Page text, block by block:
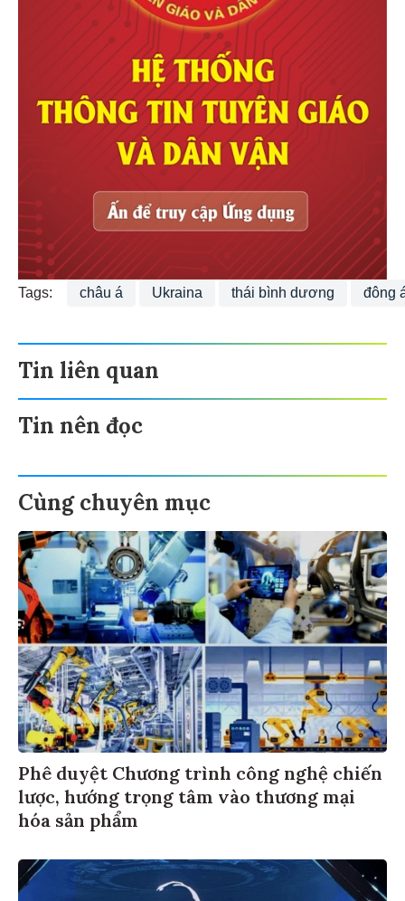
Tags: châu á Ukraina thái bình dương đông
Tin liên quan
Tin nên đọc
Cùng chuyên mục
Phê duyệt Chương trình công nghệ chiến
lược, hướng trọng tâm vào thương mại
hóa sản phẩm